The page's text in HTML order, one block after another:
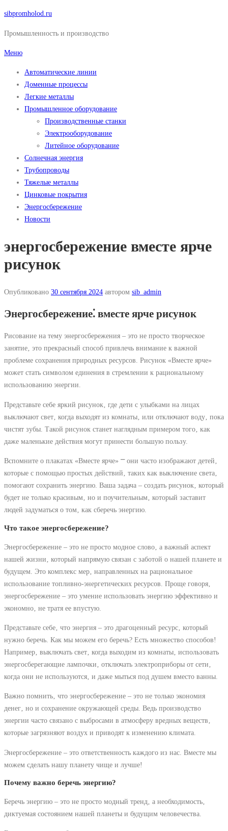
Перейти
содержимому
sibpromholod.ru
Промышленность и производство
Меню
Автоматические линии
Доменные процессы
Легкие металлы
Промышленное оборудование
Производственные станки
Электрооборудование
Литейное оборудование
Солнечная энергия
Трубопроводы
Тяжелые металлы
Цинковые покрытия
Энергосбережение
Новости
энергосбережение вместе ярче
рисунок
Опубликовано 30 сентября 2024 автором sib_admin
Энергосбережение⁚ вместе ярче рисунок
Рисование на тему энергосбережения – это не просто творческое
занятие‚ это прекрасный способ привлечь внимание к важной
проблеме сохранения природных ресурсов. Рисунок «Вместе ярче»
может стать символом единения в стремлении к рациональному
использованию энергии.
Представьте себе яркий рисунок‚ где дети с улыбками на лицах
выключают свет‚ когда выходят из комнаты‚ или отключают воду‚ пока
чистят зубы. Такой рисунок станет наглядным примером того‚ как
даже маленькие действия могут принести большую пользу.
Вспомните о плакатах «Вместе ярче» ⎻ они часто изображают детей‚
которые с помощью простых действий‚ таких как выключение света‚
помогают сохранить энергию. Ваша задача – создать рисунок‚ который
будет не только красивым‚ но и поучительным‚ который заставит
людей задуматься о том‚ как сберечь энергию.
Что такое энергосбережение?
Энергосбережение – это не просто модное слово‚ а важный аспект
нашей жизни‚ который напрямую связан с заботой о нашей планете и
будущем. Это комплекс мер‚ направленных на рациональное
использование топливно-энергетических ресурсов. Проще говоря‚
энергосбережение – это умение использовать энергию эффективно и
экономно‚ не тратя ее впустую.
Представьте себе‚ что энергия – это драгоценный ресурс‚ который
нужно беречь. Как мы можем его беречь? Есть множество способов!
Например‚ выключать свет‚ когда выходим из комнаты‚ использовать
энергосберегающие лампочки‚ отключать электроприборы от сети‚
когда они не используются‚ и даже мыться под душем вместо ванны.
Важно помнить‚ что энергосбережение – это не только экономия
денег‚ но и сохранение окружающей среды. Ведь производство
энергии часто связано с выбросами в атмосферу вредных веществ‚
которые загрязняют воздух и приводят к изменению климата.
Энергосбережение – это ответственность каждого из нас. Вместе мы
можем сделать нашу планету чище и лучше!
Почему важно беречь энергию?
Беречь энергию – это не просто модный тренд‚ а необходимость‚
диктуемая состоянием нашей планеты и будущим человечества.